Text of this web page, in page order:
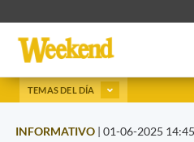
TEMAS DEL DÍA
INFORMATIVO | 01-06-2025 14:45